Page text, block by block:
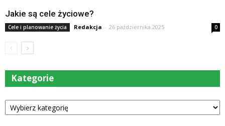
Jakie są cele życiowe?
Cele i planowanie życia Redakcja - 26 października 2025 0
Kategorie
Kategorie